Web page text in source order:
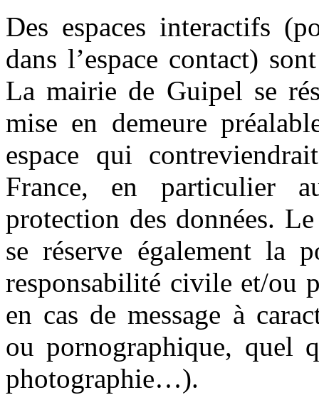
Des espaces interactifs
dans l’espace contact)
La mairie de Guipel se
mise en demeure
espace qui
France, en particulier
protection des données.
se réserve également la
responsabilité civile et/ou
en cas de message à
ou pornographique, quel
photographie…).